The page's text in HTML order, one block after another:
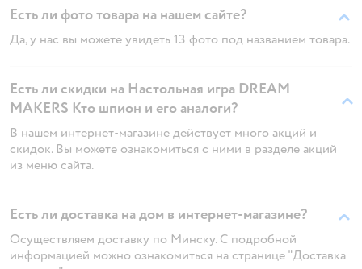
Есть ли фото товара на нашем сайте?
Да, у нас вы можете увидеть 13 фото под названием товара.
Есть ли скидки на Настольная игра DREAM
MAKERS Кто шпион и его аналоги?
В нашем интернет-магазине действует много акций и
скидок. Вы можете ознакомиться с ними в разделе акций
из меню сайта.
Есть ли доставка на дом в интернет-магазине?
Осуществляем доставку по Минску. С подробной
информацией можно ознакомиться на странице "Доставка